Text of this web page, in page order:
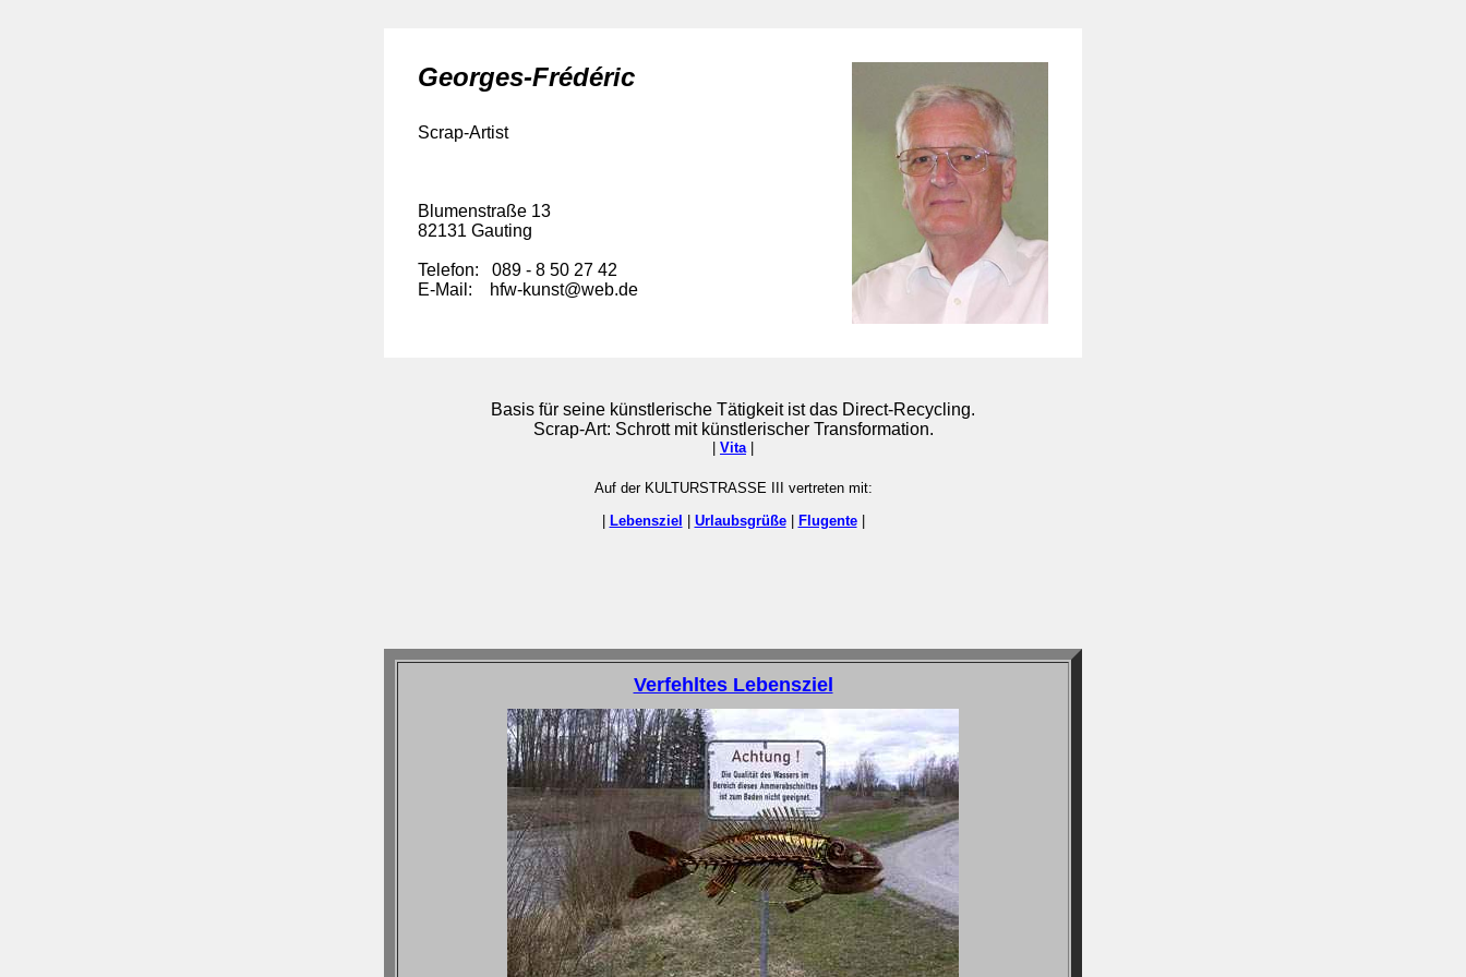
Georges-Frédéric
Scrap-Artist
Blumenstraße 13
82131 Gauting
Telefon: 089 - 8 50 27 42
E-Mail: hfw-kunst@web.de
Basis für seine künstlerische Tätigkeit ist das Direct-Recycling.
Scrap-Art: Schrott mit künstlerischer Transformation.
Vita|
Auf der KULTURSTRASSE III vertreten mit:
Lebensziel Urlaubsgrüße| Flugente|
Verfehltes Lebensziel